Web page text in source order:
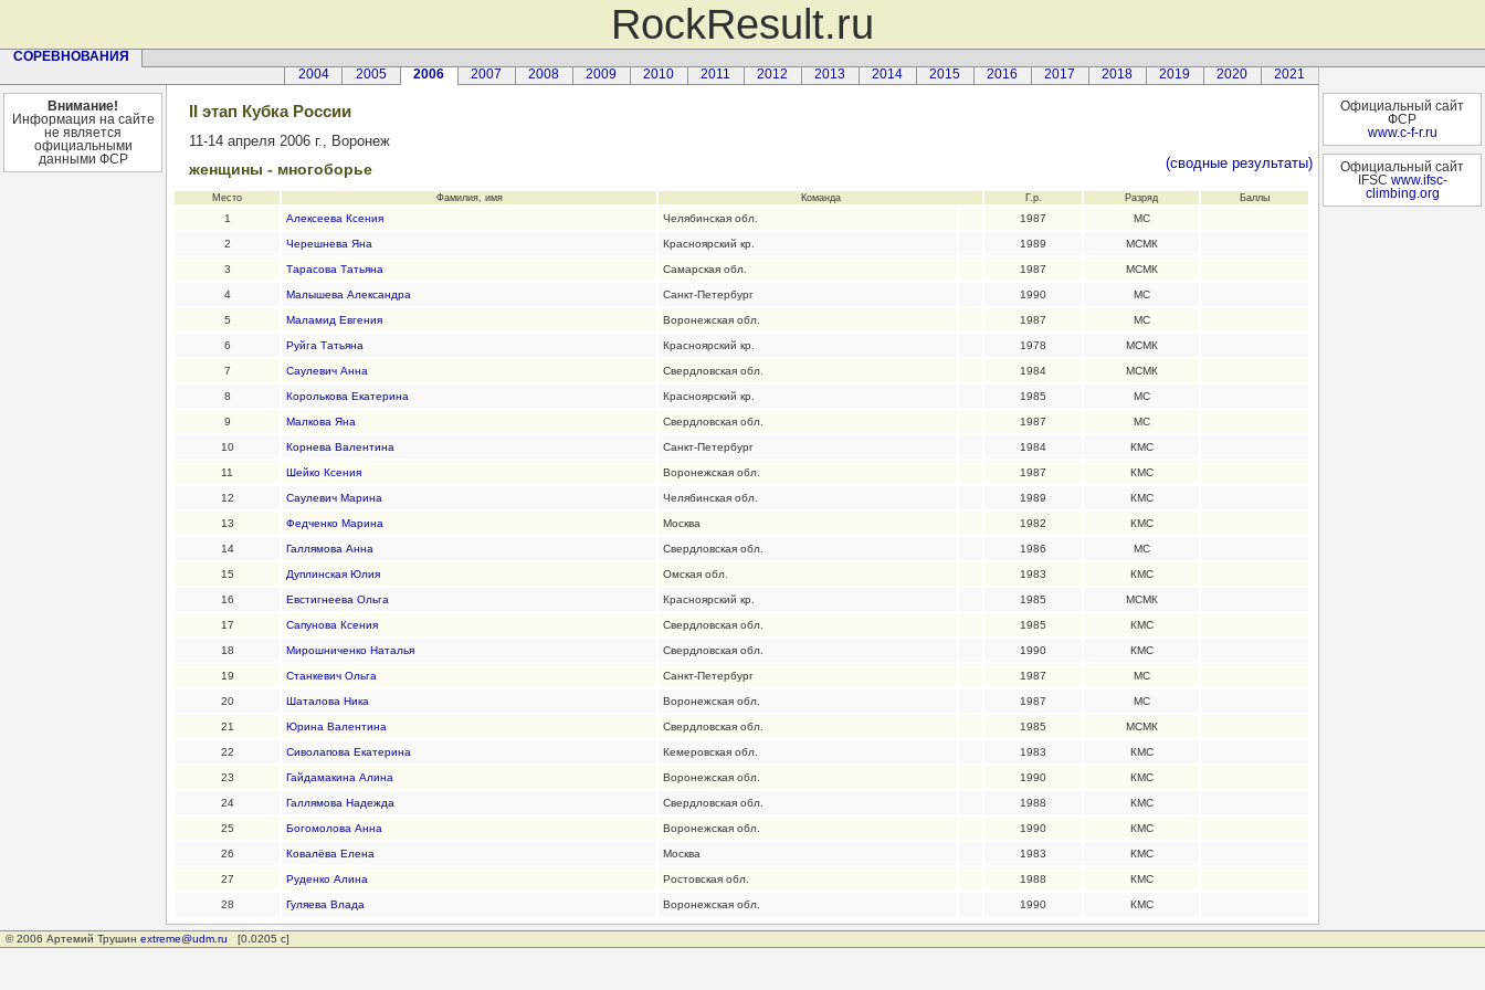
RockResult.ru
СОРЕВНОВАНИЯ
2021
2020
2019
2018
2017
2016
2015
2014
2013
2012
2011
2010
2009
2008
2007
2006
2005
2004
Внимание!
Информация на сайте
не является
официальными
данными ФСР
II этап Кубка России
11-14 апреля 2006 г., Воронеж
(сводные результаты)
женщины - многоборье
Место Фамилия, имя Команда Г.р. Разряд Баллы
1 Алексеева Ксения Челябинская обл. 1987 МС
2 Черешнева Яна Красноярский кр. 1989 МСМК
3 Тарасова Татьяна Самарская обл. 1987 МСМК
4 Малышева Александра Санкт-Петербург 1990 МС
5 Маламид Евгения Воронежская обл. 1987 МС
6 Руйга Татьяна Красноярский кр. 1978 МСМК
7 Саулевич Анна Свердловская обл. 1984 МСМК
8 Королькова Екатерина Красноярский кр. 1985 МС
9 Малкова Яна Свердловская обл. 1987 МС
10 Корнева Валентина Санкт-Петербург 1984 КМС
11 Шейко Ксения Воронежская обл. 1987 КМС
12 Саулевич Марина Челябинская обл. 1989 КМС
13 Федченко Марина Москва 1982 КМС
14 Галлямова Анна Свердловская обл. 1986 МС
15 Дуплинская Юлия Омская обл. 1983 КМС
16 Евстигнеева Ольга Красноярский кр. 1985 МСМК
17 Сапунова Ксения Свердловская обл. 1985 КМС
18 Мирошниченко Наталья Свердловская обл. 1990 КМС
19 Станкевич Ольга Санкт-Петербург 1987 МС
20 Шаталова Ника Воронежская обл. 1987 МС
21 Юрина Валентина Свердловская обл. 1985 МСМК
22 Сиволапова Екатерина Кемеровская обл. 1983 КМС
23 Гайдамакина Алина Воронежская обл. 1990 КМС
24 Галлямова Надежда Свердловская обл. 1988 КМС
25 Богомолова Анна Воронежская обл. 1990 КМС
26 Ковалёва Елена Москва 1983 КМС
27 Руденко Алина Ростовская обл. 1988 КМС
28 Гуляева Влада Воронежская обл. 1990 КМС
Официальный сайт
ФСР
www.c-f-r.ru
Официальный сайт
IFSC www.ifsc-
climbing.org
© 2006 Артемий Трушин extreme@udm.ru [0.0205 с]